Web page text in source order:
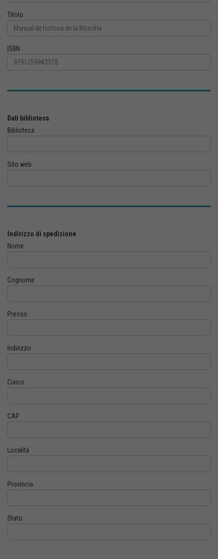
Titolo
ISBN
Dati biblioteca
Biblioteca
Sito web
Indirizzo di spedizione
Nome
Cognome
Presso
Indirizzo
Civico
CAP
Località
Provincia
Stato